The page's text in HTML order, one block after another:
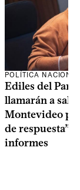
POLÍTICA
Ediles del
llamarán a sala
Montevideo
de respuesta”
informes